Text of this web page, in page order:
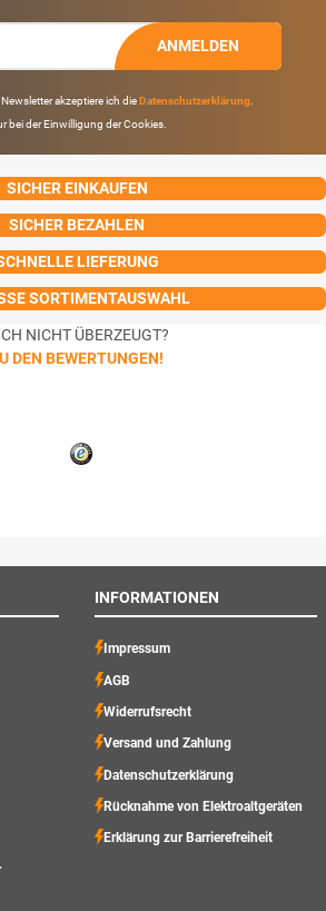
ANMELDEN
akzeptiere ich dieDatenschutzerklärung
bei der Einwilligung der Cookies.
SICHER EINKAUFEN
SICHER BEZAHLEN
LIEFERUNG
SORTIMENTAUSWAHL
NICHT ÜBERZEUGT?
DEN BEWERTUNGEN!
INFORMATIONEN
Impressum
AGB
Widerrufsrecht
Versand und Zahlung
Datenschutzerklärung
Rücknahme von Elektroaltgeräten
Erklärung zur Barrierefreiheit